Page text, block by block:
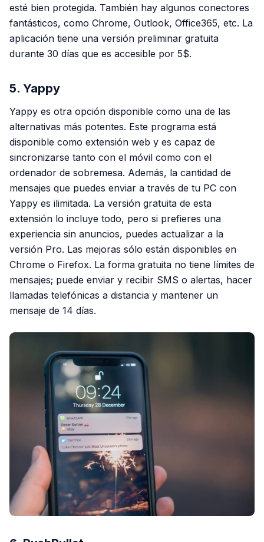
esté bien protegida. También hay algunos conectores
fantásticos, como Chrome, Outlook, Office365, etc. La
aplicación tiene una versión preliminar gratuita
durante 30 días que es accesible por 5$.
5. Yappy
Yappy es otra opción disponible como una de las
alternativas más potentes. Este programa está
disponible como extensión web y es capaz de
sincronizarse tanto con el móvil como con el
ordenador de sobremesa. Además, la cantidad de
mensajes que puedes enviar a través de tu PC con
Yappy es ilimitada. La versión gratuita de esta
extensión lo incluye todo, pero si prefieres una
experiencia sin anuncios, puedes actualizar a la
versión Pro. Las mejoras sólo están disponibles en
Chrome o Firefox. La forma gratuita no tiene límites de
mensajes; puede enviar y recibir SMS o alertas, hacer
llamadas telefónicas a distancia y mantener un
mensaje de 14 días.